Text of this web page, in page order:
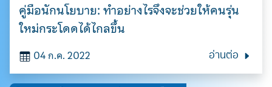
คู่มือนักนโยบาย: ทำอย่างไรจึงจะช่วยให้คนรุ่น
ใหม่กระโดดได้ไกลขึ้น
04 ก.ค. 2022 อ่านต่อ